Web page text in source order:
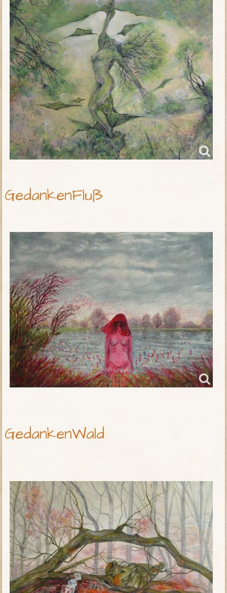
GedankenFluß
GedankenWald